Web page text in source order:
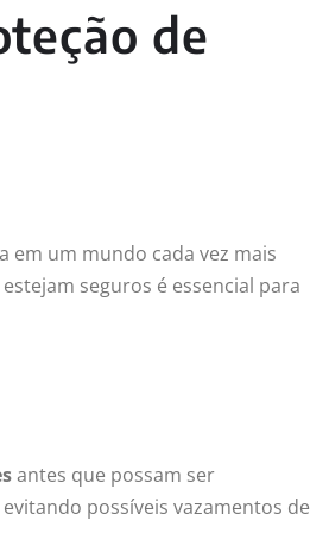
de
em um mundo cada vez mais
seguros é essencial para
antes que possam ser
possíveis vazamentos de